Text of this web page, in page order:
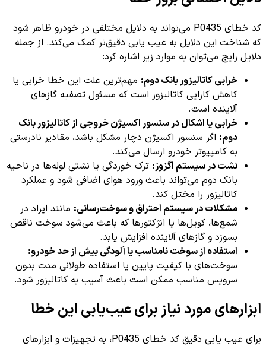
کد خطای P0435 می‌تواند به دلایل مختلفی در خودرو ظاهر شود
که شناخت این دلایل به عیب یابی دقیق‌تر کمک می‌کند. از جمله
دلایل رایج می‌توان به موارد زیر اشاره کرد:
خرابی کاتالیزور بانک دوم: مهم‌ترین علت این خطا خرابی یا
کاهش کارایی کاتالیزور است که مسئول تصفیه گازهای
آلاینده است.
خرابی یا اشکال در سنسور اکسیژن خروجی از کاتالیزور بانک
دوم: اگر سنسور اکسیژن دچار مشکل باشد، مقادیر نادرستی
به کامپیوتر خودرو ارسال می‌کند.
نشت در سیستم اگزوز: ترک خوردگی یا نشتی لوله‌ها در ناحیه
بانک دوم می‌تواند باعث ورود هوای اضافی شود و عملکرد
کاتالیزور را مختل کند.
مشکلات در سیستم احتراق و سوخت‌رسانی: مانند ایراد در
شمع‌ها، کویل‌ها یا انژکتورها که باعث می‌شود سوخت ناقص
بسوزد و گازهای آلاینده افزایش یابد.
استفاده از سوخت نامناسب یا آلودگی بیش از حد خودرو:
سوخت‌های با کیفیت پایین یا استفاده طولانی مدت بدون
سرویس مناسب ممکن است باعث آسیب به کاتالیزور شود.
ابزارهای مورد نیاز برای عیب‌یابی این خطا
برای عیب یابی دقیق کد خطای P0435، به تجهیزات و ابزارهای